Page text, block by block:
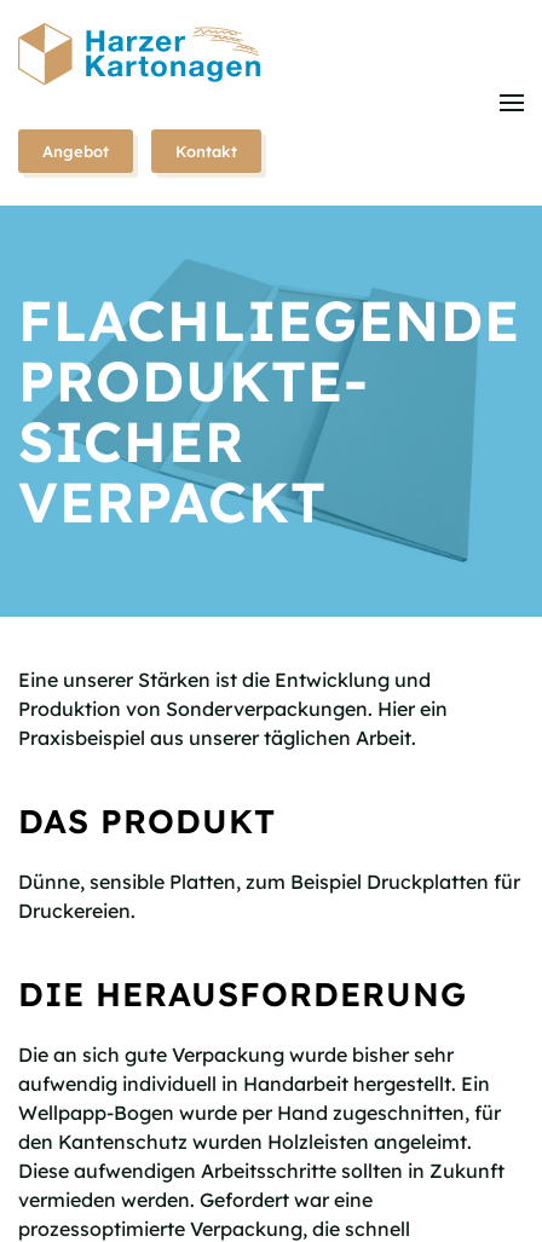
Zum
springen
Angebot Kontakt
FLACHLIEGENDE
PRODUKTE-
SICHER
VERPACKT
Eine unserer Stärken ist die Entwicklung und
Produktion von Sonderverpackungen. Hier ein
Praxisbeispiel aus unserer täglichen Arbeit.
DAS PRODUKT
Dünne, sensible Platten, zum Beispiel Druckplatten für
Druckereien.
DIE HERAUSFORDERUNG
Die an sich gute Verpackung wurde bisher sehr
aufwendig individuell in Handarbeit hergestellt. Ein
Wellpapp-Bogen wurde per Hand zugeschnitten, für
den Kantenschutz wurden Holzleisten angeleimt.
Diese aufwendigen Arbeitsschritte sollten in Zukunft
vermieden werden. Gefordert war eine
prozessoptimierte Verpackung, die schnell